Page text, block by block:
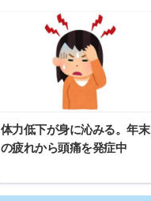
体力低下が身に沁みる。年末
の疲れから頭痛を発症中